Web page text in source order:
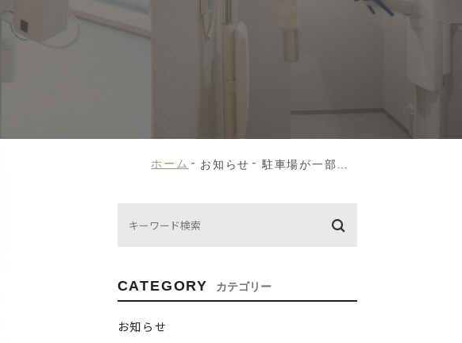
ホーム お知らせ
CATEGORY カテゴリー
お知らせ